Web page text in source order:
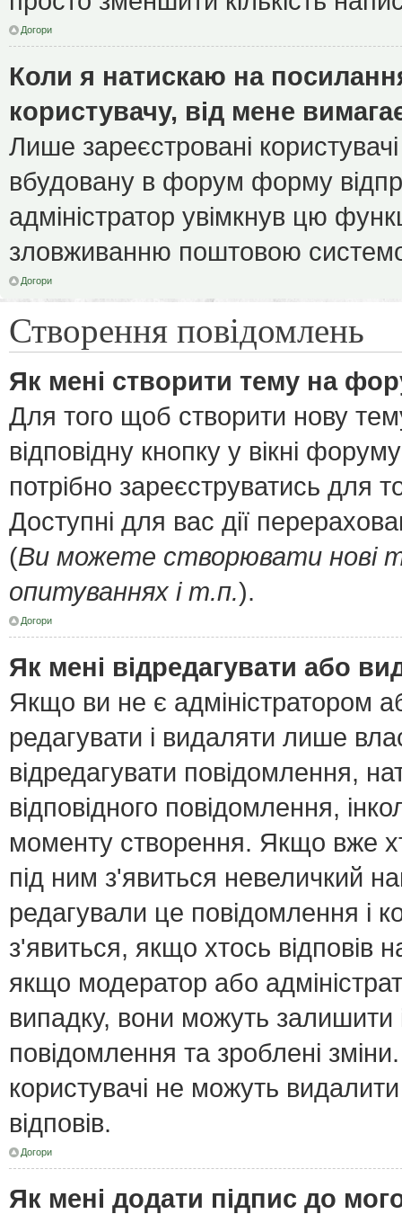
Догори
Коли я натискаю на
користувачу, від мене
Лише зареєстровані
вбудовану в форум форму
адміністратор увімкнув цю
зловживанню поштовою
Догори
Створення повідомлень
Як мені створити тему на
Для того щоб створити нову
відповідну кнопку у вікні
потрібно зареєструватись для
Доступні для вас дії
(Ви можете створювати нові
опитуваннях і т.п.).
Догори
Як мені відредагувати або
Якщо ви не є адміністратором
редагувати і видаляти лише
відредагувати повідомлення,
відповідного повідомлення,
моменту створення. Якщо вже
під ним з'явиться невеличкий
редагували це повідомлення і
з'явиться, якщо хтось відповів
якщо модератор або
випадку, вони можуть
повідомлення та зроблені
користувачі не можуть
відповів.
Догори
Як мені додати підпис до